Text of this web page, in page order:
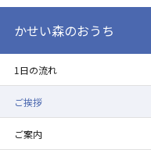
かせい森のおうち
1日の流れ
ご挨拶
ご案内